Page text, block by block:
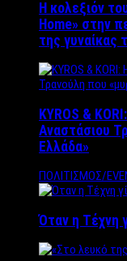
Η κολεξιόν
Home» στην
της γυναίκας
KYROS &
Αναστάσιου
Ελλάδα»
ΠΟΛΙΤΙΣΜΟΣ/
Όταν η Τέχνη